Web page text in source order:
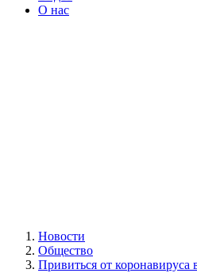
О нас
Новости
Общество
Привиться от